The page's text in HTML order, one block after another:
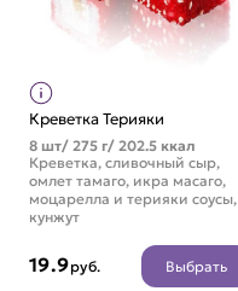
Креветка Терияки
8 шт/ 275 г/ 202.5 ккал
Креветка, сливочный сыр,
омлет тамаго, икра масаго,
моцарелла и терияки соусы,
кунжут
19.9руб. Выбрать